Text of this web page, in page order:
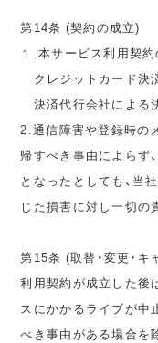
第14条 (契約の成立)
１.本サービス利用契
クレジットカード決
決済代行会社による
2.通信障害や登録時の
帰すべき事由によらず
となったとしても、当
じた損害に対し一切の
第15条 (取替・変更・キ
利用契約が成立した後
スにかかるライブが中
べき事由がある場合を